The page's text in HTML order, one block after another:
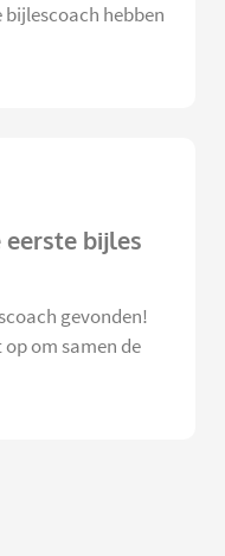
hebben
eerste bijles
gevonden!
om samen de